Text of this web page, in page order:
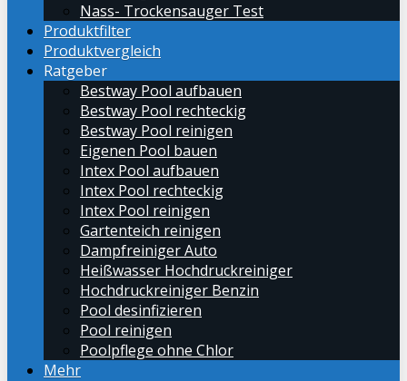
Nass- Trockensauger Test
Produktfilter
Produktvergleich
Ratgeber
Bestway Pool aufbauen
Bestway Pool rechteckig
Bestway Pool reinigen
Eigenen Pool bauen
Intex Pool aufbauen
Intex Pool rechteckig
Intex Pool reinigen
Gartenteich reinigen
Dampfreiniger Auto
Heißwasser Hochdruckreiniger
Hochdruckreiniger Benzin
Pool desinfizieren
Pool reinigen
Poolpflege ohne Chlor
Mehr